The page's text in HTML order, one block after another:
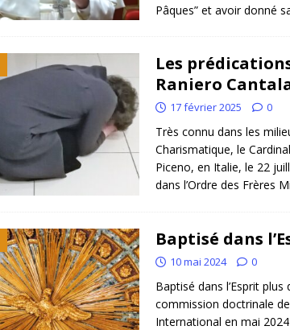
Pâques” et avoir donné
Les
Raniero
17 février 2025 0
Très connu dans les
Charismatique, le
Piceno, en Italie, le 22
dans l’Ordre des Frères
Baptisé dans
10 mai 2024 0
Baptisé dans l’Esprit plus
commission doctrinale de
International en mai